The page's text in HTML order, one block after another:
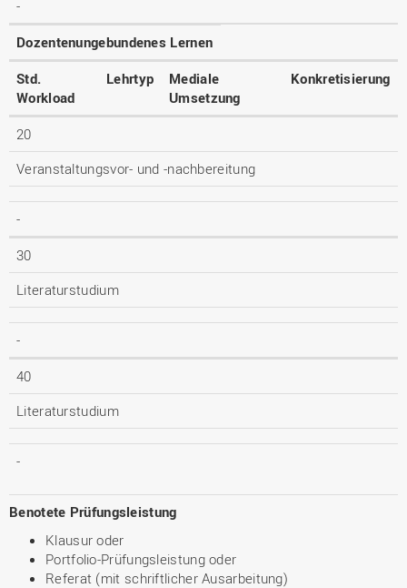
-
Dozentenungebundenes Lernen
Std.
Workload
Lehrtyp
Mediale
Umsetzung
Konkretisierung
20
Veranstaltungsvor- und -nachbereitung
-
30
Literaturstudium
-
40
Literaturstudium
-
Benotete Prüfungsleistung
Klausur oder
Portfolio-Prüfungsleistung oder
Referat (mit schriftlicher Ausarbeitung)